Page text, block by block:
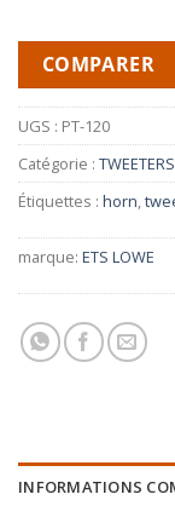
COMPARER
UGS : PT-120
Catégorie : TWEETERS
Étiquettes : horn,
marque: ETS LOWE
INFORMATIONS